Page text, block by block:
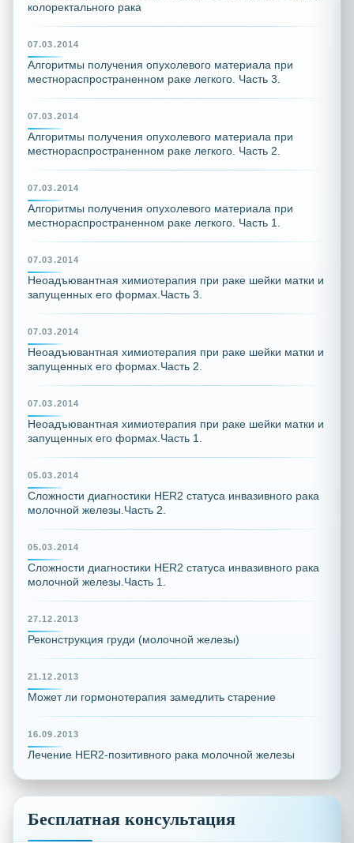
колоректального рака
07.03.2014
Алгоритмы получения опухолевого материала при
местнораспространенном раке легкого. Часть 3.
07.03.2014
Алгоритмы получения опухолевого материала при
местнораспространенном раке легкого. Часть 2.
07.03.2014
Алгоритмы получения опухолевого материала при
местнораспространенном раке легкого. Часть 1.
07.03.2014
Неоадъювантная химиотерапия при раке шейки матки и
запущенных его формах.Часть 3.
07.03.2014
Неоадъювантная химиотерапия при раке шейки матки и
запущенных его формах.Часть 2.
07.03.2014
Неоадъювантная химиотерапия при раке шейки матки и
запущенных его формах.Часть 1.
05.03.2014
Сложности диагностики HER2 статуса инвазивного рака
молочной железы.Часть 2.
05.03.2014
Сложности диагностики HER2 статуса инвазивного рака
молочной железы.Часть 1.
27.12.2013
Реконструкция груди (молочной железы)
21.12.2013
Может ли гормонотерапия замедлить старение
16.09.2013
Лечение HER2-позитивного рака молочной железы
Бесплатная консультация